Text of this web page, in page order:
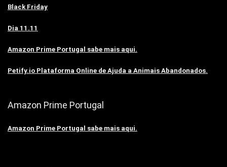
Black Friday
Dia 11.11
Amazon Prime Portugal sabe mais aqui.
Petify.io Plataforma Online de Ajuda a Animais Abandonados.
Amazon Prime Portugal
Amazon Prime Portugal sabe mais aqui.